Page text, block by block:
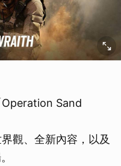
Operation Sand
觀、全新內容，以及